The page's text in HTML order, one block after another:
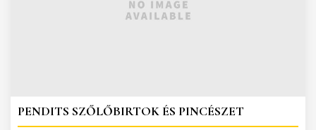
PENDITS SZŐLŐBIRTOK ÉS PINCÉSZET